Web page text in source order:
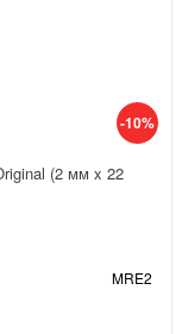
-10%
(2 мм x 22
MRE2